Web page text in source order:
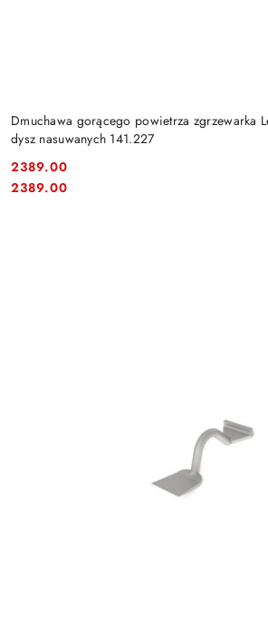
Dmuchawa gorącego powietrza zgrzewarka
dysz nasuwanych 141.227
Cena:
2389.00
Cena:
2389.00